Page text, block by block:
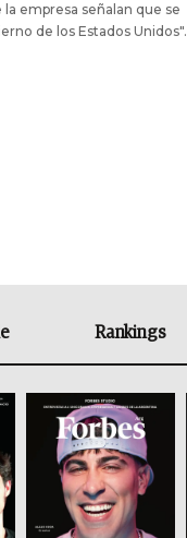
empresa señalan que se
de los Estados Unidos".
Rankings